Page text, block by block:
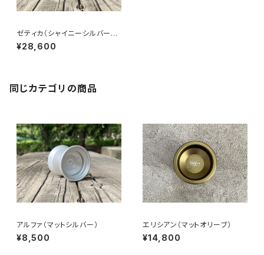
ゼティカ（シャイニーシルバー・
ポリッシュシルバーリム）
¥28,600
同じカテゴリの商品
アルファ（マットシルバー）
¥8,500
エリシアン（マットオリーブ）
¥14,800